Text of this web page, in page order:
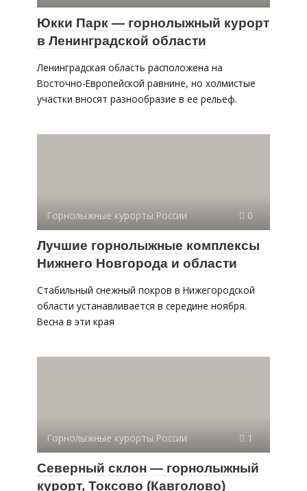
Юкки Парк — горнолыжный курорт
в Ленинградской области
Ленинградская область расположена на
Восточно-Европейской равнине, но холмистые
участки вносят разнообразие в ее рельеф.
Горнолыжные курорты России 0
Лучшие горнолыжные комплексы
Нижнего Новгорода и области
Стабильный снежный покров в Нижегородской
области устанавливается в середине ноября.
Весна в эти края
Горнолыжные курорты России 1
Северный склон — горнолыжный
курорт, Токсово (Кавголово)